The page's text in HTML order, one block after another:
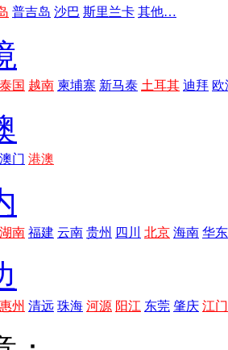
普吉岛 沙巴 斯里兰卡 其他…
泰国 越南 柬埔寨 新马泰 土耳其 迪拜 欧
澳门 港澳
湖南 福建 云南 贵州 四川 北京 海南 华东
惠州 清远 珠海 河源 阳江 东莞 肇庆 江门